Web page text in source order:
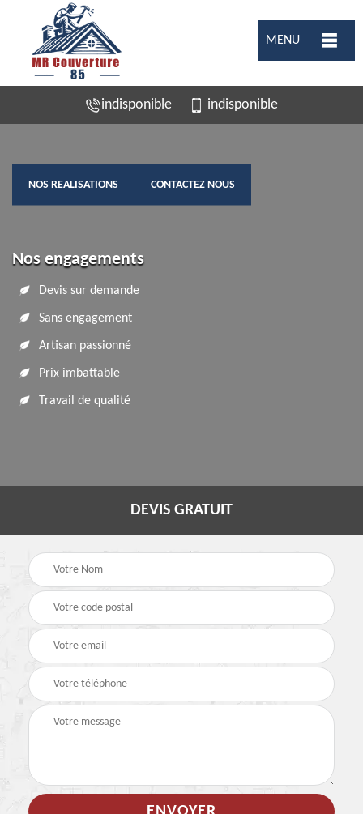
MENU
indisponible indisponible
NOS REALISATIONS CONTACTEZ NOUS
Nos engagements
Devis sur demande
Sans engagement
Artisan passionné
Prix imbattable
Travail de qualité
DEVIS GRATUIT